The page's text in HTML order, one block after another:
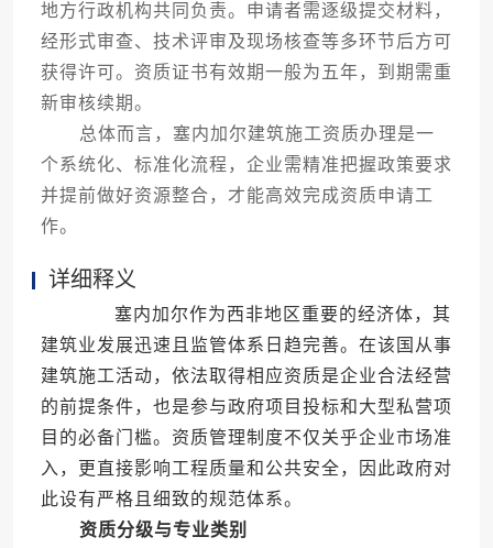
地方行政机构共同负责。申请者需逐级提交材料，
经形式审查、技术评审及现场核查等多环节后方可
获得许可。资质证书有效期一般为五年，到期需重
新审核续期。
总体而言，塞内加尔建筑施工资质办理是一
个系统化、标准化流程，企业需精准把握政策要求
并提前做好资源整合，才能高效完成资质申请工
作。
详细释义
塞内加尔作为西非地区重要的经济体，其
建筑业发展迅速且监管体系日趋完善。在该国从事
建筑施工活动，依法取得相应资质是企业合法经营
的前提条件，也是参与政府项目投标和大型私营项
目的必备门槛。资质管理制度不仅关乎企业市场准
入，更直接影响工程质量和公共安全，因此政府对
此设有严格且细致的规范体系。
资质分级与专业类别